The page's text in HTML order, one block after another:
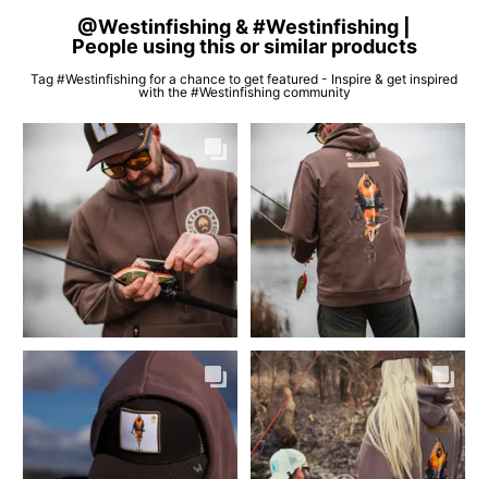
@Westinfishing & #Westinfishing |
People using this or similar products
Tag #Westinfishing for a chance to get featured - Inspire & get inspired
with the #Westinfishing community